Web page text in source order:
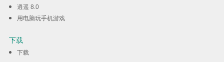
逍遥 8.0
用电脑玩手机游戏
下载
下载